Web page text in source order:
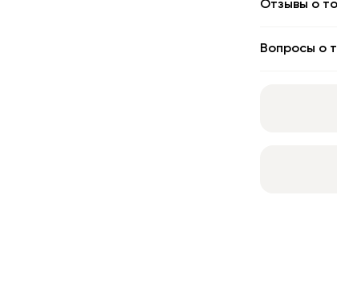
Отзывы о
Вопросы о